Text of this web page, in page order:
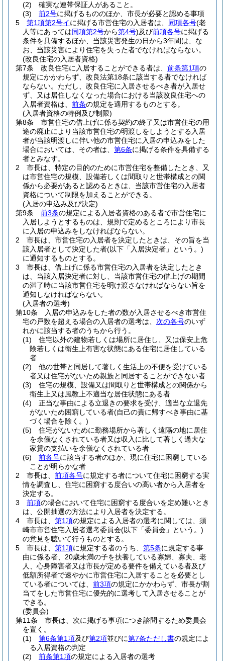
(2)
確実な連帯保証人があること。
(3)
前2号に掲げるもののほか、市長が必要と認める事項
5
第1項第2号イに掲げる市営住宅の入居者は、 同項各号(老
人等にあっては同項第2号から第4号)及び前項各号に掲げる
条件を具備するほか、当該災害発生の日から3年間は、な
お、当該災害により住宅を失った者でなければならない。
(改良住宅の入居者資格)
第7条
改良住宅に入居することができる者は、 前条第1項の
規定にかかわらず、改良法第18条に該当する者でなければ
ならない。 ただし、改良住宅に入居させるべき者が入居せ
ず、又は居住しなくなった場合における当該改良住宅への
入居者資格は、 前条の規定を適用するものとする。
(入居者資格の特例及び制限)
第8条
市営住宅の借上げに係る契約の終了又は市営住宅の用
途の廃止により当該市営住宅の明渡しをしようとする入居
者が当該明渡しに伴い他の市営住宅に入居の申込みをした
場合においては、その者は、 第6条に掲げる条件を具備する
者とみなす。
2
市長は、特定の目的のために市営住宅を整備したとき、又
は市営住宅の規模、設備若しくは間取りと世帯構成との関
係から必要があると認めるときは、当該市営住宅の入居者
資格について制限を加えることができる。
(入居の申込み及び決定)
第9条
前3条の規定による入居者資格のある者で市営住宅に
入居しようとするものは、規則で定めるところにより市長
に入居の申込みをしなければならない。
2
市長は、市営住宅の入居者を決定したときは、その旨を当
該入居者として決定した者(以下「入居決定者」という。)
に通知するものとする。
3
市長は、借上げに係る市営住宅の入居者を決定したとき
は、当該入居決定者に対し、当該市営住宅の借上げの期間
の満了時に当該市営住宅を明け渡さなければならない旨を
通知しなければならない。
(入居者の選考)
第10条
入居の申込みをした者の数が入居させるべき市営住
宅の戸数を超える場合の入居者の選考は、 次の各号のいず
れかに該当する者のうちから行う。
(1)
住宅以外の建物若しくは場所に居住し、又は保安上危
険若しくは衛生上有害な状態にある住宅に居住している
者
(2)
他の世帯と同居して著しく生活上の不便を受けている
者又は住宅がないため親族と同居することができない者
(3)
住宅の規模、設備又は間取りと世帯構成との関係から
衛生上又は風教上不適当な居住状態にある者
(4)
正当な事由による立退きの要求を受け、適当な立退先
がないため困窮している者(自己の責に帰すべき事由に基
づく場合を除く。)
(5)
住宅がないために勤務場所から著しく遠隔の地に居住
を余儀なくされている者又は収入に比して著しく過大な
家賃の支払いを余儀なくされている者
(6)
前各号に該当する者のほか、現に住宅に困窮している
ことが明らかな者
2
市長は、 前項各号に規定する者について住宅に困窮する実
情を調査し、住宅に困窮する度合いの高い者から入居者を
決定する。
3
前項の場合において住宅に困窮する度合いを定め難いとき
は、公開抽選の方法により入居者を決定する。
4
市長は、 第1項の規定による入居者の選考に関しては、須
崎市市営住宅入居者選考委員会(以下「委員会」という。)
の意見を聴いて行うものとする。
5
市長は、 第1項に規定する者のうち、 第5条に規定する事
由に係る者、20歳未満の子を扶養している寡婦、寡夫、老
人、心身障害者又は市長が定める要件を備えている者及び
低額所得者で速やかに市営住宅に入居することを必要とし
ている者については、 前3項の規定にかかわらず、市長が割
当てをした市営住宅に優先的に選考して入居させることが
できる。
(委員会)
第11条
市長は、次に掲げる事項につき諮問するため委員会
を置く。
(1)
第6条第1項及び第2項並びに第7条ただし書の規定によ
る入居資格の判定
(2)
前条第1項の規定による入居者の選考